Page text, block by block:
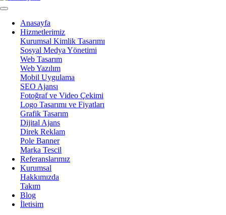
Anasayfa
Hizmetlerimiz
Kurumsal Kimlik Tasarımı
Sosyal Medya Yönetimi
Web Tasarım
Web Yazılım
Mobil Uygulama
SEO Ajansı
Fotoğraf ve Video Çekimi
Logo Tasarımı ve Fiyatları
Grafik Tasarım
Dijital Ajans
Direk Reklam
Pole Banner
Marka Tescil
Referanslarımız
Kurumsal
Hakkımızda
Takım
Blog
İletisim